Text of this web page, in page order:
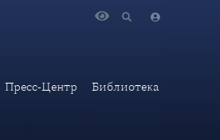
Пресс-Центр Библиотека